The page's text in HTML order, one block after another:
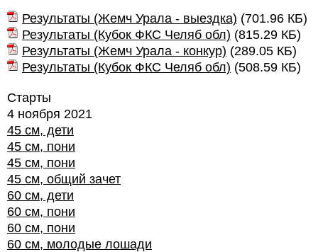
Результаты (Жемч Урала - выездка) (701.96 КБ)
Результаты (Кубок ФКС Челяб обл) (815.29 КБ)
Результаты (Жемч Урала - конкур) (289.05 КБ)
Результаты (Кубок ФКС Челяб обл) (508.59 КБ)
Старты
4 ноября 2021
45 см, дети
45 см, пони
45 см, пони
45 см, общий зачет
60 см, дети
60 см, пони
60 см, пони
60 см, молодые лошади